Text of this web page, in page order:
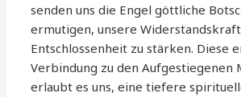
senden uns die Engel göttliche
ermutigen, unsere
Entschlossenheit zu stärken. Diese
Verbindung zu den Aufgestiegenen
erlaubt es uns, eine tiefere